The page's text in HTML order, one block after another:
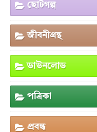
ছোটগল্প
জীবনীগ্রন্থ
ডাউনলোড
পত্রিকা
প্রবন্ধ